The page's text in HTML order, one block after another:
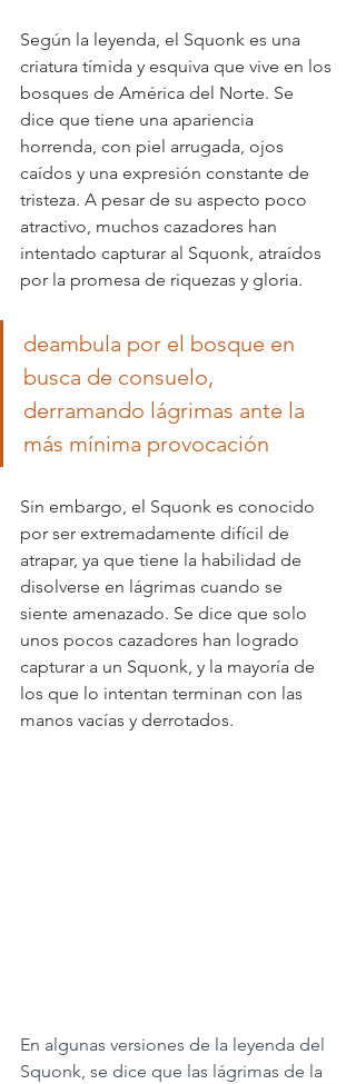
Según la leyenda, el Squonk es una
criatura tímida y esquiva que vive en los
bosques de América del Norte. Se
dice que tiene una apariencia
horrenda, con piel arrugada, ojos
caídos y una expresión constante de
tristeza. A pesar de su aspecto poco
atractivo, muchos cazadores han
intentado capturar al Squonk, atraídos
por la promesa de riquezas y gloria.
deambula por el bosque en
busca de consuelo,
derramando lágrimas ante la
más mínima provocación
Sin embargo, el Squonk es conocido
por ser extremadamente difícil de
atrapar, ya que tiene la habilidad de
disolverse en lágrimas cuando se
siente amenazado. Se dice que solo
unos pocos cazadores han logrado
capturar a un Squonk, y la mayoría de
los que lo intentan terminan con las
manos vacías y derrotados.
En algunas versiones de la leyenda del
Squonk, se dice que las lágrimas de la